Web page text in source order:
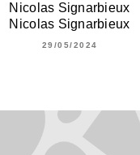
Nicolas Signarbieux
Nicolas Signarbieux
29/05/2024